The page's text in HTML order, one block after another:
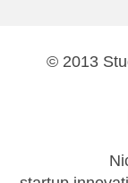
© 2013